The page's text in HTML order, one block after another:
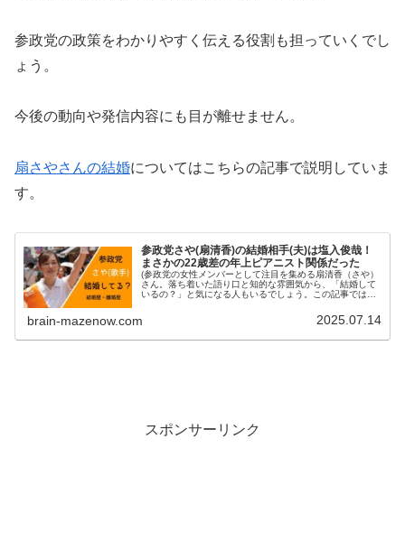
参政党の政策をわかりやすく伝える役割も担っていくでし
ょう。
今後の動向や発信内容にも目が離せません。
扇さやさんの結婚についてはこちらの記事で説明していま
す。
参政党さや(扇清香)の結婚相手(夫)は塩入俊哉！
まさかの22歳差の年上ピアニスト関係だった
(参政党の女性メンバーとして注目を集める扇清香（さや）
さん。落ち着いた語り口と知的な雰囲気から、「結婚して
いるの？」と気になる人もいるでしょう。この記事では、
brain-mazenow.com 2025.07.14
スポンサーリンク